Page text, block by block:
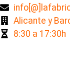
Alicante y
8:30 a 17:30h